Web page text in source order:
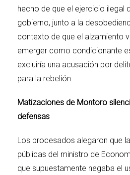
hecho de que el ejercicio ilegal
gobierno, junto a la
contexto de que el alzamiento
emerger como condicionante
excluiría una acusación por
para la rebelión.
Matizaciones de Montoro
defensas
Los procesados alegaron que
públicas del ministro de
que supuestamente negaba el